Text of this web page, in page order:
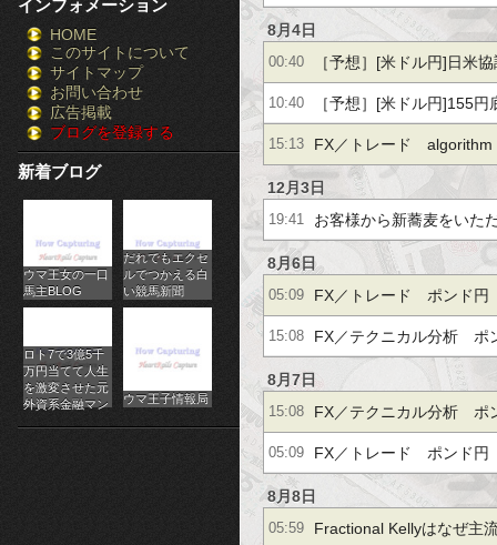
株
FX
競
馬
パ
チ
ス
ロ
オ
ン
ラ
イ
ン
インフォメーション
HOME
このサイトについて
サイトマップ
お問い合わせ
広告掲載
ブログを登録する
新着ブログ
ウマ王女の一口
馬主BLOG
だれでもエクセ
ルでつかえる白
い競馬新聞
ロト7で3億5千
万円当てて人生
を激変させた元
外資系金融マン
ウマ王子情報局
strategy(2027.7.28)
8月4日
00:40 ［予想］[米ドル円]日米
ドル]買戻し一巡後再び /
警戒から調整…他、今日
見通し
10:40 ［予想］[米ドル円]155
米ドル]上値の限界 / [カ
から調整ス…他、今日こ
通し
15:13 FX／トレード algorithm
(2026.8.4)
12月3日
19:41 お客様から新蕎麦をいた
8月6日
05:09 FX／トレード ポンド
strategy(2026.8.6)
15:08 FX／テクニカル分析
LONDON-
8月7日
15:08 FX／テクニカル分析
LONDON-
05:09 FX／トレード ポンド
strategy(2026.8.7)
8月8日
05:59 Fractional Kellyはなぜ主